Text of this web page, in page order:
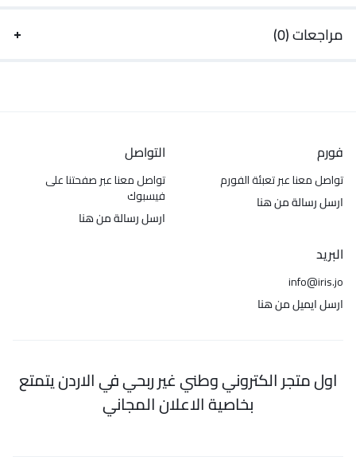
مراجعات (0)
فورم
تواصل معنا عبر تعبئة الفورم
ارسل رسالة من هنا
التواصل
تواصل معنا عبر صفحتنا على
فيسبوك
ارسل رسالة من هنا
البريد
info@iris.jo
ارسل ايميل من هنا
اول متجر الكتروني وطني غير ربحي في الاردن يتمتع
بخاصية الاعلان المجاني